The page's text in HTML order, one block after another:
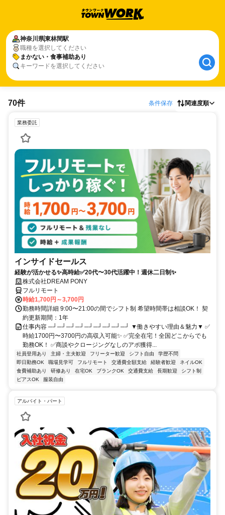
神奈川県東林間駅
職種を選択してください
まかない・食事補助あり
キーワードを選択してください
70件 条件保存 関連度順
業務委託
インサイドセールス
経験が活かせる✨高時給✅20代〜30代活躍中！週休二日制✨
株式会社DREAM PONY
フルリモート
時給1,700円～3,700円
勤務時間詳細 9:00〜21:00の間でシフト制 希望時間帯は相談OK！ 契
約更新期間：1年
仕事内容 ─┘─┘─┘─┘─┘─┘─┘─┘─┘ ▼働きやすい理由＆魅力▼ ✅
時給1700円〜3700円の高収入可能✨ ✅完全在宅！全国どこからでも
勤務OK！ ✅商談やクロージングなしのアポ獲得...
社員登用あり 主婦・主夫歓迎 フリーター歓迎 シフト自由
学歴不問
即日勤務OK
職場見学可 フルリモート 交通費全額支給 経験者歓迎
ネイルOK
食費補助あり
研修あり 在宅OK ブランクOK 交通費支給 長期歓迎
シフト制
ピアスOK
服装自由
アルバイト・パート